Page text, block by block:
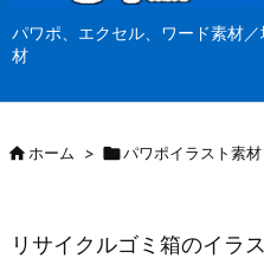
パワポ、エクセル、ワード素材
材
ホーム > パワポイラスト素材
リサイクルゴミ箱のイラ